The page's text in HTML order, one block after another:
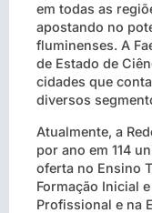
em todas as
apostando no
fluminenses. A
de Estado de
cidades que
diversos
Atualmente, a
por ano em 114
oferta no Ensino
Formação Inicial
Profissional e na